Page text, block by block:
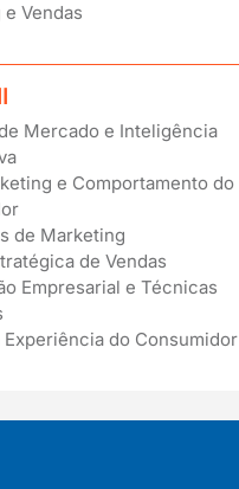
Vendas
Mercado e Inteligência
e Comportamento do
de Marketing
de Vendas
Empresarial e Técnicas
Experiência do Consumidor